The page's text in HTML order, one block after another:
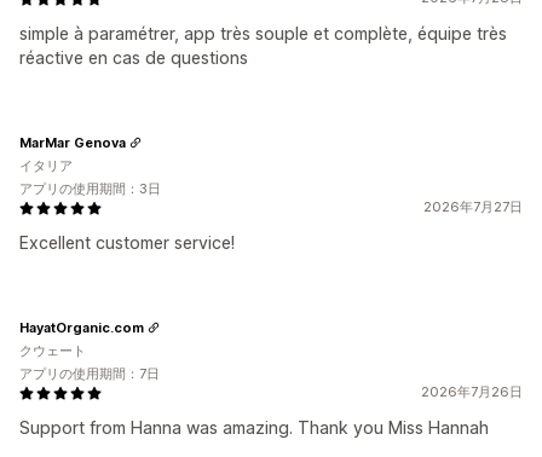
simple à paramétrer, app très souple et complète, équipe très
réactive en cas de questions
2026年7月27日
Excellent customer service!
MarMar Genova
イタリア
アプリの使用期間：3日
2026年7月26日
Support from Hanna was amazing. Thank you Miss Hannah
HayatOrganic.com
クウェート
アプリの使用期間：7日